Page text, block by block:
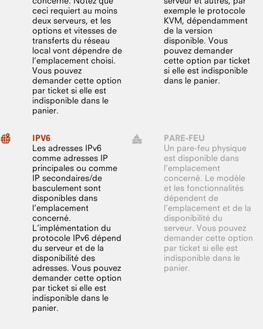
ceci requiert au moins
deux serveurs, et les
options et vitesses de
transferts du réseau
local vont dépendre de
l’emplacement choisi.
Vous pouvez
demander cette option
par ticket si elle est
indisponible dans le
panier.
exemple le protocole
KVM, dépendamment
de la version
disponible. Vous
pouvez demander
cette option par ticket
si elle est indisponible
dans le panier.
IPV6
Les adresses IPv6
comme adresses IP
principales ou comme
IP secondaires/de
basculement sont
disponibles dans
l’emplacement
concerné.
L’implémentation du
protocole IPv6 dépend
du serveur et de la
disponibilité des
adresses. Vous pouvez
demander cette option
par ticket si elle est
indisponible dans le
panier.
PARE-FEU
Un pare-feu physique
est disponible dans
l’emplacement
concerné. Le modèle
et les fonctionnalités
dépendent de
l’emplacement et de la
disponibilité du
serveur. Vous pouvez
demander cette option
par ticket si elle est
indisponible dans le
panier.